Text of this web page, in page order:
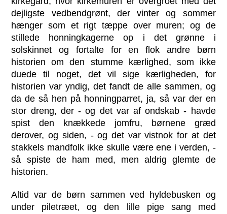
dejligste vedbendgrønt, der vinter og sommer
hænger som et rigt tæppe over muren; og de
stillede honningkagerne op i det grønne i
solskinnet og fortalte for en flok andre børn
historien om den stumme kærlighed, som ikke
duede til noget, det vil sige kærligheden, for
historien var yndig, det fandt de alle sammen, og
da de så hen på honningparret, ja, så var der en
stor dreng, der - og det var af ondskab - havde
spist den knækkede jomfru, børnene græd
derover, og siden, - og det var vistnok for at det
stakkels mandfolk ikke skulle være ene i verden, -
så spiste de ham med, men aldrig glemte de
historien.
Altid var de børn sammen ved hyldebusken og
under piletræet, og den lille pige sang med